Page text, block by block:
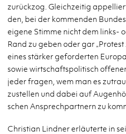
zu­rück­zog. Gleich­zei­tig
den, bei der kom­men­den
ei­ge­ne Stim­me nicht dem links-
Rand zu geben oder gar
eines stär­ker ge­for­der­ten
sowie wirt­schafts­po­li­tisch
jeder fra­gen, wem man es
zu­stel­len und dabei auf
schen An­sprech­part­nern zu
Chris­ti­an Lind­ner er­läu­ter­te in